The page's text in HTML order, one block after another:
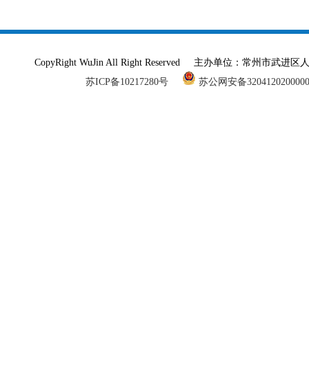
CopyRight WuJin All Right Reserved 主办单位：常州市武进
苏ICP备10217280号
苏公网安备